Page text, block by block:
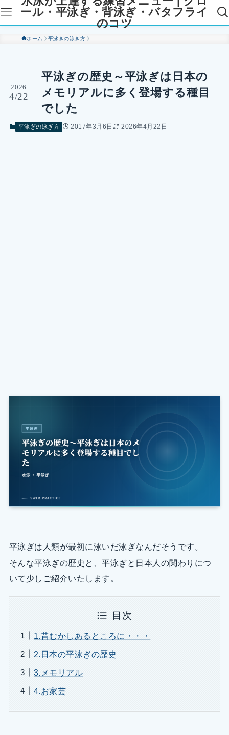
ール・平泳ぎ・背泳ぎ・バタフライ
のコツ
ホーム 平泳ぎの泳ぎ方
平泳ぎの歴史～平泳ぎは日本の
メモリアルに多く登場する種目
でした
2026
4/22
平泳ぎの泳ぎ方 2017年3月6日 2026年4月22日
平泳ぎは人類が最初に泳いだ泳ぎなんだそうです。
そんな平泳ぎの歴史と、平泳ぎと日本人の関わりにつ
いて少しご紹介いたします。
目次
1.昔むかしあるところに・・・
2.日本の平泳ぎの歴史
3.メモリアル
4.お家芸